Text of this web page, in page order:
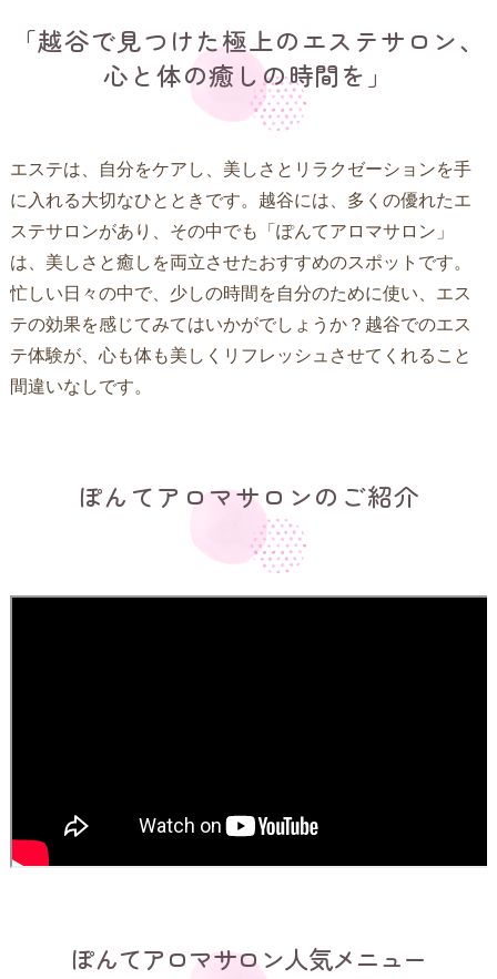
「越谷で見つけた極上のエステサロン、
心と体の癒しの時間を」
エステは、自分をケアし、美しさとリラクゼーションを手
に入れる大切なひとときです。越谷には、多くの優れたエ
ステサロンがあり、その中でも「ぽんてアロマサロン」
は、美しさと癒しを両立させたおすすめのスポットです。
忙しい日々の中で、少しの時間を自分のために使い、エス
テの効果を感じてみてはいかがでしょうか？越谷でのエス
テ体験が、心も体も美しくリフレッシュさせてくれること
間違いなしです。
ぽんてアロマサロンのご紹介
ぽんてアロマサロン人気メニュー